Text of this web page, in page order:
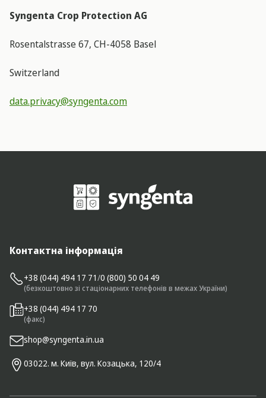
Syngenta Crop Protection AG
Rosentalstrasse 67, CH-4058 Basel
Switzerland
data.privacy@syngenta.com
Контактна інформація
+38 (044) 494 17 71/0 (800) 50 04 49
(безкоштовно зі стаціонарних телефонів в межах України)
+38 (044) 494 17 70
(факс)
shop@syngenta.in.ua
03022. м. Київ, вул. Козацька, 120/4